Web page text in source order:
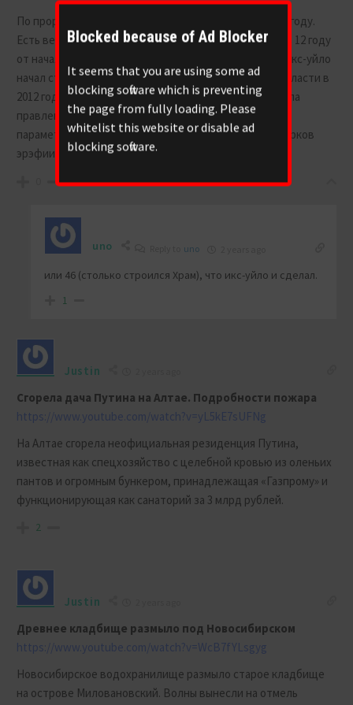
Blocked because of Ad Blocker
It seems that you are using some ad
blocking software which is preventing
the page from fully loading. Please
whitelist this website or disable ad
blocking software.
По пророчествам сатана в антихриста вселится в 12 году.
Есть версия, что в 12 году от рода; есть версия, что в 12 году
от начала правления и есть версия, что в 2012 году. Икс-уйло
начал страдать икс-уйней, когда вернулся к корыту власти в
2012 году. К тому же в 2012-ом прошли 12 лет от начала
правления. Так что кандидат в антихристы по всем
параметрам один и это говнокомандующий силами орков
эрэфии.
uno uno
или 46 (столько строился Храм), что икс-уйло и сделал.
1
Justin
Сгорела дача Путина на Алтае. Подробности пожара
https://www.youtube.com/watch?v=yL5kE7sUFNg
На Алтае сгорела неофициальная резиденция Путина,
известная как спецхозяйство с целебной кровью из оленьих
пантов и огромным бункером, принадлежащая «Газпрому» и
функционирующая как санаторий за 3 млрд рублей.
2
Justin
Древнее кладбище размыло под Новосибирском
https://www.youtube.com/watch?v=WcB7fYLsgyg
Новосибирское водохранилище размыло старое кладбище
на острове Миловановский. Волны вынесли на отмель